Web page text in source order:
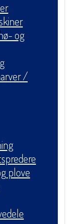
og
/
plove